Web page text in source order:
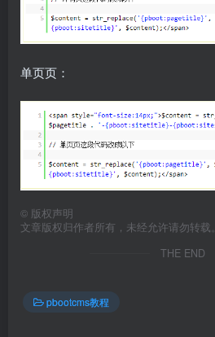
单页页：
© 版权声明
文章版权归作者所有，未经允许请勿转载。
THE END
pbootcms教程